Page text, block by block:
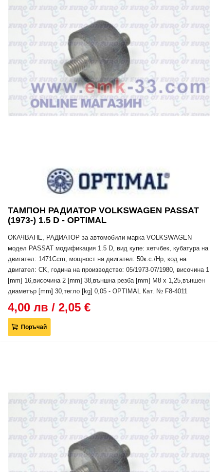
ТАМПОН РАДИАТОР VOLKSWAGEN PASSAT
(1973-) 1.5 D - OPTIMAL
ОКАЧВАНЕ, РАДИАТОР за автомобили марка VOLKSWAGEN
модел PASSAT модификация 1.5 D, вид купе: хетчбек, кубатура на
двигател: 1471Ccm, мощност на двигател: 50к.с./Hp, код на
двигател: CK, година на производство: 05/1973-07/1980, височина 1
[mm] 16,височина 2 [mm] 38,външна резба [mm] M8 x 1,25,външен
диаметър [mm] 30,тегло [kg] 0,05 - OPTIMAL Кат. № F8-4011
4,00 лв / 2,05 €
Поръчай